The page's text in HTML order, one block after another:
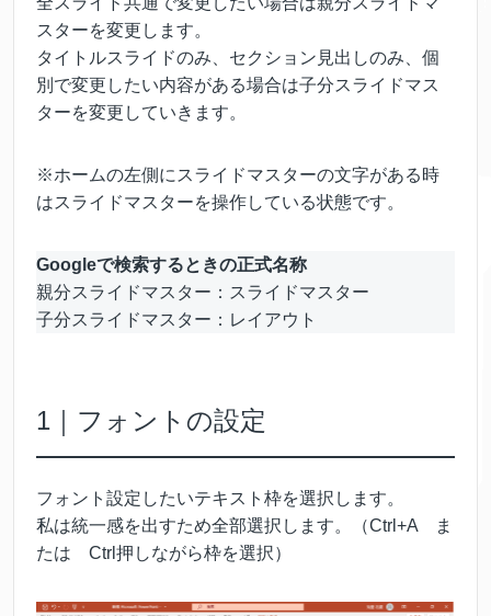
スターを変更します。
タイトルスライドのみ、セクション見出しのみ、個
別で変更したい内容がある場合は子分スライドマス
ターを変更していきます。
※ホームの左側にスライドマスターの文字がある時
はスライドマスターを操作している状態です。
Googleで検索するときの正式名称
親分スライドマスター：スライドマスター
子分スライドマスター：レイアウト
1｜フォントの設定
フォント設定したいテキスト枠を選択します。
私は統一感を出すため全部選択します。（Ctrl+A ま
たは Ctrl押しながら枠を選択）